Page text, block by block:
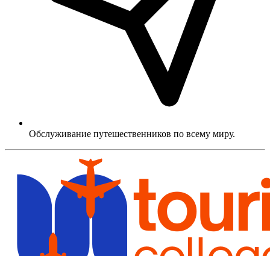
Обслуживание путешественников по всему миру.